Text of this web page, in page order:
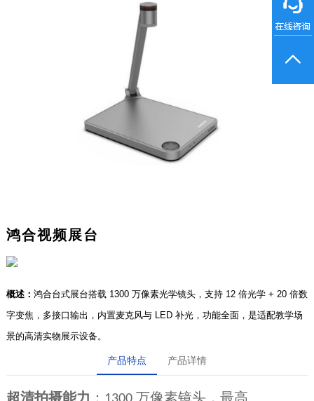
鸿合视频展台
概述： 鸿合台式展台搭载 1300 万像素光学镜头，支持 12 倍光学 + 20 倍数
字变焦，多接口输出，内置麦克风与 LED 补光，功能全面，是适配教学场
景的高清实物展示设备。
产品特点 产品详情
超清拍摄能力 ： 万像素镜头，最高